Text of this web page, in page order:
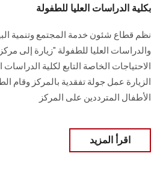
سجل الان
بكلية الدراسات العليا للطفولة
نظم قطاع شئون خدمة المجتمع وتنمية
والدراسات العليا للطفولة "زيارة إلى
الاحتياجات الخاصة التابع لكلية الدراسات
الزيارة عمل جولة تفقدية بالمركز وقام
الأطفال المترددين على المركز
اقرأ المزيد